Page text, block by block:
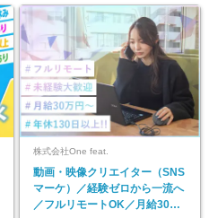
株式会社One feat.
動画・映像クリエイター（SNS
マーケ）／経験ゼロから一流へ
／フルリモートOK／月給30万